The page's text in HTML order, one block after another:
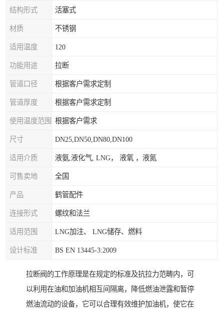
结构形式 活塞式
材质 不锈钢
适用温度 120
功能用途 拉断
管道口径 根据客户需求定制
管道厚度 根据客户需求定制
使用温度范围 根据客户需求
尺寸 DN25,DN50,DN80,DN100
适用介质 液氨,液化气, LNG， 液氧 ，液氮
可售卖地 全国
产品 鹤管配件
连接形式 螺纹和法兰
适用范围 LNG加注、 LNG储存、燃料
设计标准 BS EN 13445-3:2009
拉断阀的工作原理是在规定的标准及抗拉力范畴内，可
以利用在油和加油机相互间隔离，降低燃油泄露和暂停
燃油流动的设备，它可以合理有效维护加油机，使它在